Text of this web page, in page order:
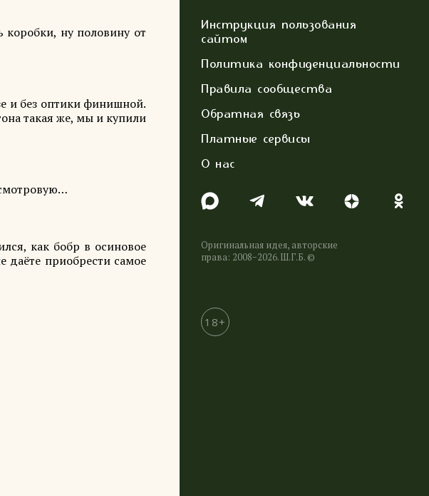
Инструкция пользования
сайтом
Политика конфиденциальности
Правила сообщества
Обратная связь
Платные сервисы
О нас
Оригинальная идея, авторские
права: 2008−2026. Ш.Г.Б. ©
18+
коробки, ну половину от
и без оптики финишной.
такая же, мы и купили
как бобр в осиновое
даёте приобрести самое